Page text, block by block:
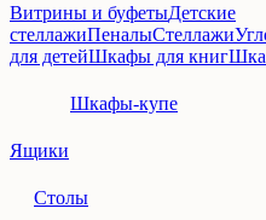
Витрины и буфетыДетские
стеллажиПеналыСтеллажи
для детейШкафы для книг
Шкафы-купе
Ящики
Столы